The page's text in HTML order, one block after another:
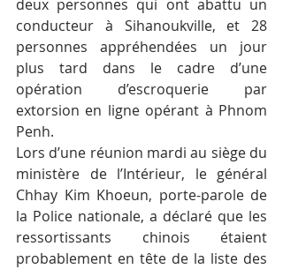
deux personnes qui ont abattu un
conducteur à Sihanoukville, et 28
personnes appréhendées un jour
plus tard dans le cadre d’une
opération d’escroquerie par
extorsion en ligne opérant à Phnom
Penh.
Lors d’une réunion mardi au siège du
ministère de l’Intérieur, le général
Chhay Kim Khoeun, porte-parole de
la Police nationale, a déclaré que les
ressortissants chinois étaient
probablement en tête de la liste des